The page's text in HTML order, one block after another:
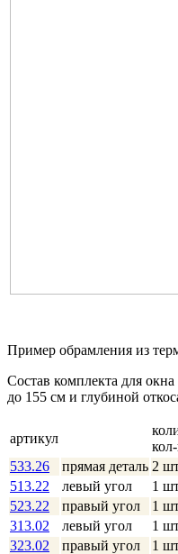
Пример обрамления из
Состав комплекта для
до 155 см и глубиной
артикул
533.26
прямая деталь 2
513.22
левый угол
1
523.22
правый угол
1
313.02
левый угол
1
323.02
правый угол 1